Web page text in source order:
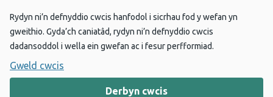
Rydyn ni’n defnyddio cwcis hanfodol i sicrhau fod y wefan yn
gweithio. Gyda’ch caniatâd, rydyn ni’n defnyddio cwcis
dadansoddol i wella ein gwefan ac i fesur perfformiad.
Gweld cwcis
Derbyn cwcis